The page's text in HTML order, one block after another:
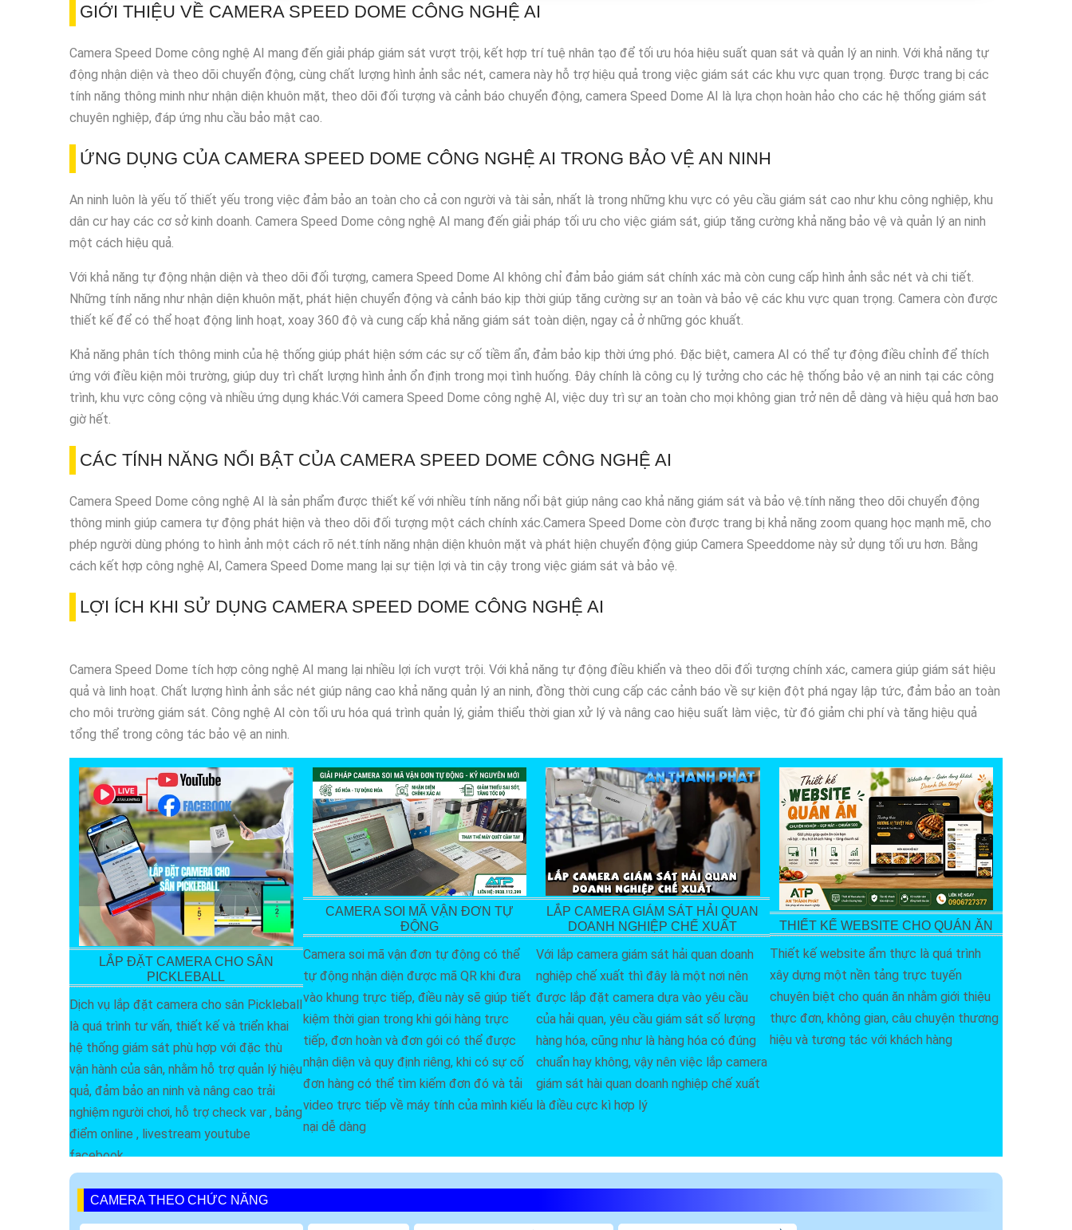
GIỚI THIỆU VỀ CAMERA SPEED DOME CÔNG NGHỆ AI
Camera Speed Dome công nghệ AI mang đến giải pháp giám sát vượt trội, kết hợp trí tuệ nhân tạo để tối ưu hóa hiệu suất quan sát và quản lý an ninh. Với khả năng tự
động nhận diện và theo dõi chuyển động, cùng chất lượng hình ảnh sắc nét, camera này hỗ trợ hiệu quả trong việc giám sát các khu vực quan trọng. Được trang bị các
tính năng thông minh như nhận diện khuôn mặt, theo dõi đối tượng và cảnh báo chuyển động, camera Speed Dome AI là lựa chọn hoàn hảo cho các hệ thống giám sát
chuyên nghiệp, đáp ứng nhu cầu bảo mật cao.
ỨNG DỤNG CỦA CAMERA SPEED DOME CÔNG NGHỆ AI TRONG BẢO VỆ AN NINH
An ninh luôn là yếu tố thiết yếu trong việc đảm bảo an toàn cho cả con người và tài sản, nhất là trong những khu vực có yêu cầu giám sát cao như khu công nghiệp, khu
dân cư hay các cơ sở kinh doanh. Camera Speed Dome công nghệ AI mang đến giải pháp tối ưu cho việc giám sát, giúp tăng cường khả năng bảo vệ và quản lý an ninh
một cách hiệu quả.
Với khả năng tự động nhận diện và theo dõi đối tượng, camera Speed Dome AI không chỉ đảm bảo giám sát chính xác mà còn cung cấp hình ảnh sắc nét và chi tiết.
Những tính năng như nhận diện khuôn mặt, phát hiện chuyển động và cảnh báo kịp thời giúp tăng cường sự an toàn và bảo vệ các khu vực quan trọng. Camera còn được
thiết kế để có thể hoạt động linh hoạt, xoay 360 độ và cung cấp khả năng giám sát toàn diện, ngay cả ở những góc khuất.
Khả năng phân tích thông minh của hệ thống giúp phát hiện sớm các sự cố tiềm ẩn, đảm bảo kịp thời ứng phó. Đặc biệt, camera AI có thể tự động điều chỉnh để thích
ứng với điều kiện môi trường, giúp duy trì chất lượng hình ảnh ổn định trong mọi tình huống. Đây chính là công cụ lý tưởng cho các hệ thống bảo vệ an ninh tại các công
trình, khu vực công cộng và nhiều ứng dụng khác.Với camera Speed Dome công nghệ AI, việc duy trì sự an toàn cho mọi không gian trở nên dễ dàng và hiệu quả hơn bao
giờ hết.
CÁC TÍNH NĂNG NỔI BẬT CỦA CAMERA SPEED DOME CÔNG NGHỆ AI
Camera Speed Dome công nghệ AI là sản phẩm được thiết kế với nhiều tính năng nổi bật giúp nâng cao khả năng giám sát và bảo vệ.tính năng theo dõi chuyển động
thông minh giúp camera tự động phát hiện và theo dõi đối tượng một cách chính xác.Camera Speed Dome còn được trang bị khả năng zoom quang học mạnh mẽ, cho
phép người dùng phóng to hình ảnh một cách rõ nét.tính năng nhận diện khuôn mặt và phát hiện chuyển động giúp Camera Speeddome này sử dụng tối ưu hơn. Bằng
cách kết hợp công nghệ AI, Camera Speed Dome mang lại sự tiện lợi và tin cậy trong việc giám sát và bảo vệ.
LỢI ÍCH KHI SỬ DỤNG CAMERA SPEED DOME CÔNG NGHỆ AI
Camera Speed Dome tích hợp công nghệ AI mang lại nhiều lợi ích vượt trội. Với khả năng tự động điều khiển và theo dõi đối tượng chính xác, camera giúp giám sát hiệu
quả và linh hoạt. Chất lượng hình ảnh sắc nét giúp nâng cao khả năng quản lý an ninh, đồng thời cung cấp các cảnh báo về sự kiện đột phá ngay lập tức, đảm bảo an toàn
cho môi trường giám sát. Công nghệ AI còn tối ưu hóa quá trình quản lý, giảm thiểu thời gian xử lý và nâng cao hiệu suất làm việc, từ đó giảm chi phí và tăng hiệu quả
tổng thể trong công tác bảo vệ an ninh.
LẮP ĐẶT CAMERA CHO SÂN
PICKLEBALL
Dịch vụ lắp đặt camera cho sân Pickleball
là quá trình tư vấn, thiết kế và triển khai
hệ thống giám sát phù hợp với đặc thù
vận hành của sân, nhằm hỗ trợ quản lý hiệu
quả, đảm bảo an ninh và nâng cao trải
nghiệm người chơi, hỗ trợ check var , bảng
điểm online , livestream youtube
facebook
CAMERA SOI MÃ VẬN ĐƠN TỰ
ĐỘNG
Camera soi mã vận đơn tự động có thể
tự động nhận diện được mã QR khi đưa
vào khung trực tiếp, điều này sẽ giúp tiết
kiệm thời gian trong khi gói hàng trực
tiếp, đơn hoàn và đơn gói có thể được
nhận diện và quy định riêng, khi có sự cố
đơn hàng có thể tìm kiếm đơn đó và tải
video trực tiếp về máy tính của mình kiếu
nại dễ dàng
LẮP CAMERA GIÁM SÁT HẢI QUAN
DOANH NGHIỆP CHẾ XUẤT
Với lắp camera giám sát hải quan doanh
nghiệp chế xuất thì đây là một nơi nên
được lắp đặt camera dựa vào yêu cầu
của hải quan, yêu cầu giám sát số lượng
hàng hóa, cũng như là hàng hóa có đúng
chuẩn hay không, vậy nên việc lắp camera
giám sát hài quan doanh nghiệp chế xuất
là điều cực kì hợp lý
THIẾT KẾ WEBSITE CHO QUÁN ĂN
Thiết kế website ẩm thực là quá trình
xây dựng một nền tảng trực tuyến
chuyên biệt cho quán ăn nhằm giới thiệu
thực đơn, không gian, câu chuyện thương
hiệu và tương tác với khách hàng
CAMERA THEO CHỨC NĂNG